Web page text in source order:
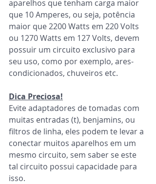
aparelhos que tenham carga maior
que 10 Amperes, ou seja, potência
maior que 2200 Watts em 220 Volts
ou 1270 Watts em 127 Volts, devem
possuir um circuito exclusivo para
seu uso, como por exemplo, ares-
condicionados, chuveiros etc.
Dica Preciosa!
Evite adaptadores de tomadas com
muitas entradas (t), benjamins, ou
filtros de linha, eles podem te levar a
conectar muitos aparelhos em um
mesmo circuito, sem saber se este
tal circuito possui capacidade para
isso.